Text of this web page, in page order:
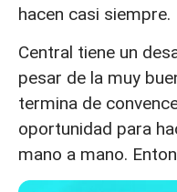
hacen casi siempre.
Central tiene un
pesar de la muy
termina de
oportunidad para
mano a mano.